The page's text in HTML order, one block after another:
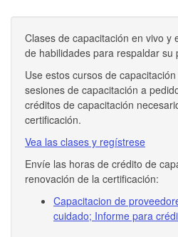
Clases de capacitación en vivo y
de habilidades para respaldar su
Use estos cursos de
sesiones de capacitación a
créditos de capacitación
certificación.
Vea las clases y regístrese
Envíe las horas de crédito de
renovación de la certificación:
Capacitacion de
cuidado; Informe para